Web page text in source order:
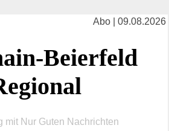
Abo | 09.08.2026
Beierfeld
mit Nur Guten Nachrichten